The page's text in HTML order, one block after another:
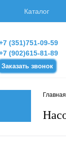
Каталог
(351)751-09-59
(902)615-81-89
Заказать звонок